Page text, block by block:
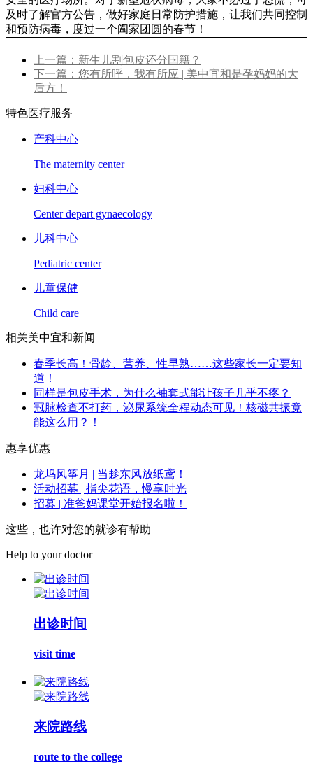
及时了解官方公告，做好家庭日常防护措施，让我们共同控制
和预防病毒，度过一个阖家团圆的春节！
上一篇：新生儿割包皮还分国籍？
下一篇：您有所呼，我有所应 | 美中宜和是孕妈妈的大
后方！
特色医疗服务
产科中心
The maternity center
妇科中心
Center depart gynaecology
儿科中心
Pediatric center
儿童保健
Child care
相关美中宜和新闻
春季长高！骨龄、营养、性早熟……这些家长一定要知
道！
同样是包皮手术，为什么袖套式能让孩子几乎不疼？
冠脉检查不打药，泌尿系统全程动态可见！核磁共振竟
能这么用？！
惠享优惠
龙坞风筝月 | 当趁东风放纸鸢！
活动招募 | 指尖花语，慢享时光
招募 | 准爸妈课堂开始报名啦！
这些，也许对您的就诊有帮助
Help to your doctor
出诊时间
visit time
来院路线
route to the college